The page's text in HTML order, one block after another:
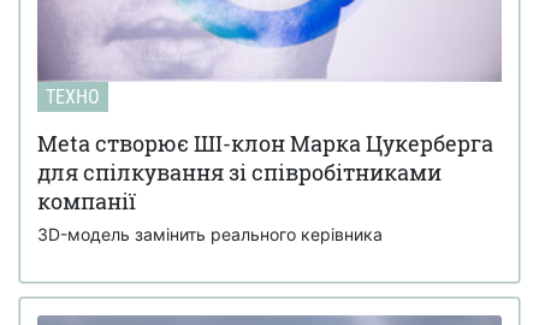
ТЕХНО
Meta створює ШІ-клон Марка Цукерберга
для спілкування зі співробітниками
компанії
3D-модель замінить реального керівника